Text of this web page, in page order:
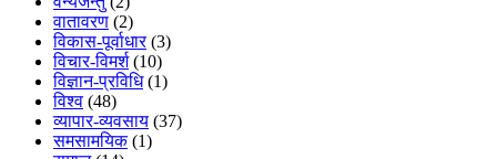
वातावरण (2)
विकास-पूर्वाधार(3)
विचार-विमर्श(10)
विज्ञान-प्रविधि(1)
विश्व (48)
व्यापार-व्यवसाय (37)
समसामयिक(1)